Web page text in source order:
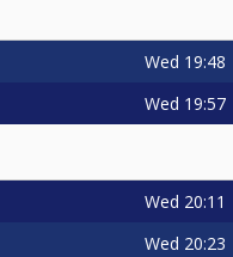
Wed 19:48
Wed 19:57
Wed 20:11
Wed 20:23